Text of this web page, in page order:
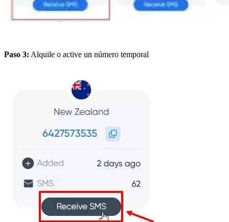
Paso 3: Alquile o active un número temporal